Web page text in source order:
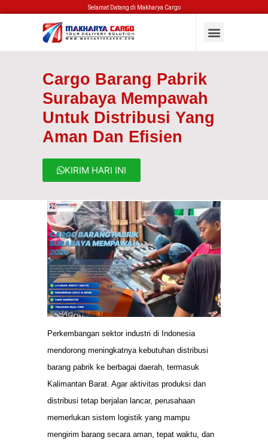
Selamat Datang di Makharya Cargo
Cargo Barang Pabrik
Surabaya Mempawah
Untuk Distribusi Yang
Aman Dan Efisien
KIRIM HARI INI
Perkembangan sektor industri di Indonesia
mendorong meningkatnya kebutuhan distribusi
barang pabrik ke berbagai daerah, termasuk
Kalimantan Barat. Agar aktivitas produksi dan
distribusi tetap berjalan lancar, perusahaan
memerlukan sistem logistik yang mampu
mengirim barang secara aman, tepat waktu, dan